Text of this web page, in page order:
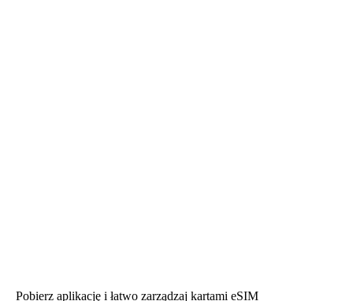
Pobierz aplikację i łatwo zarządzaj kartami eSIM